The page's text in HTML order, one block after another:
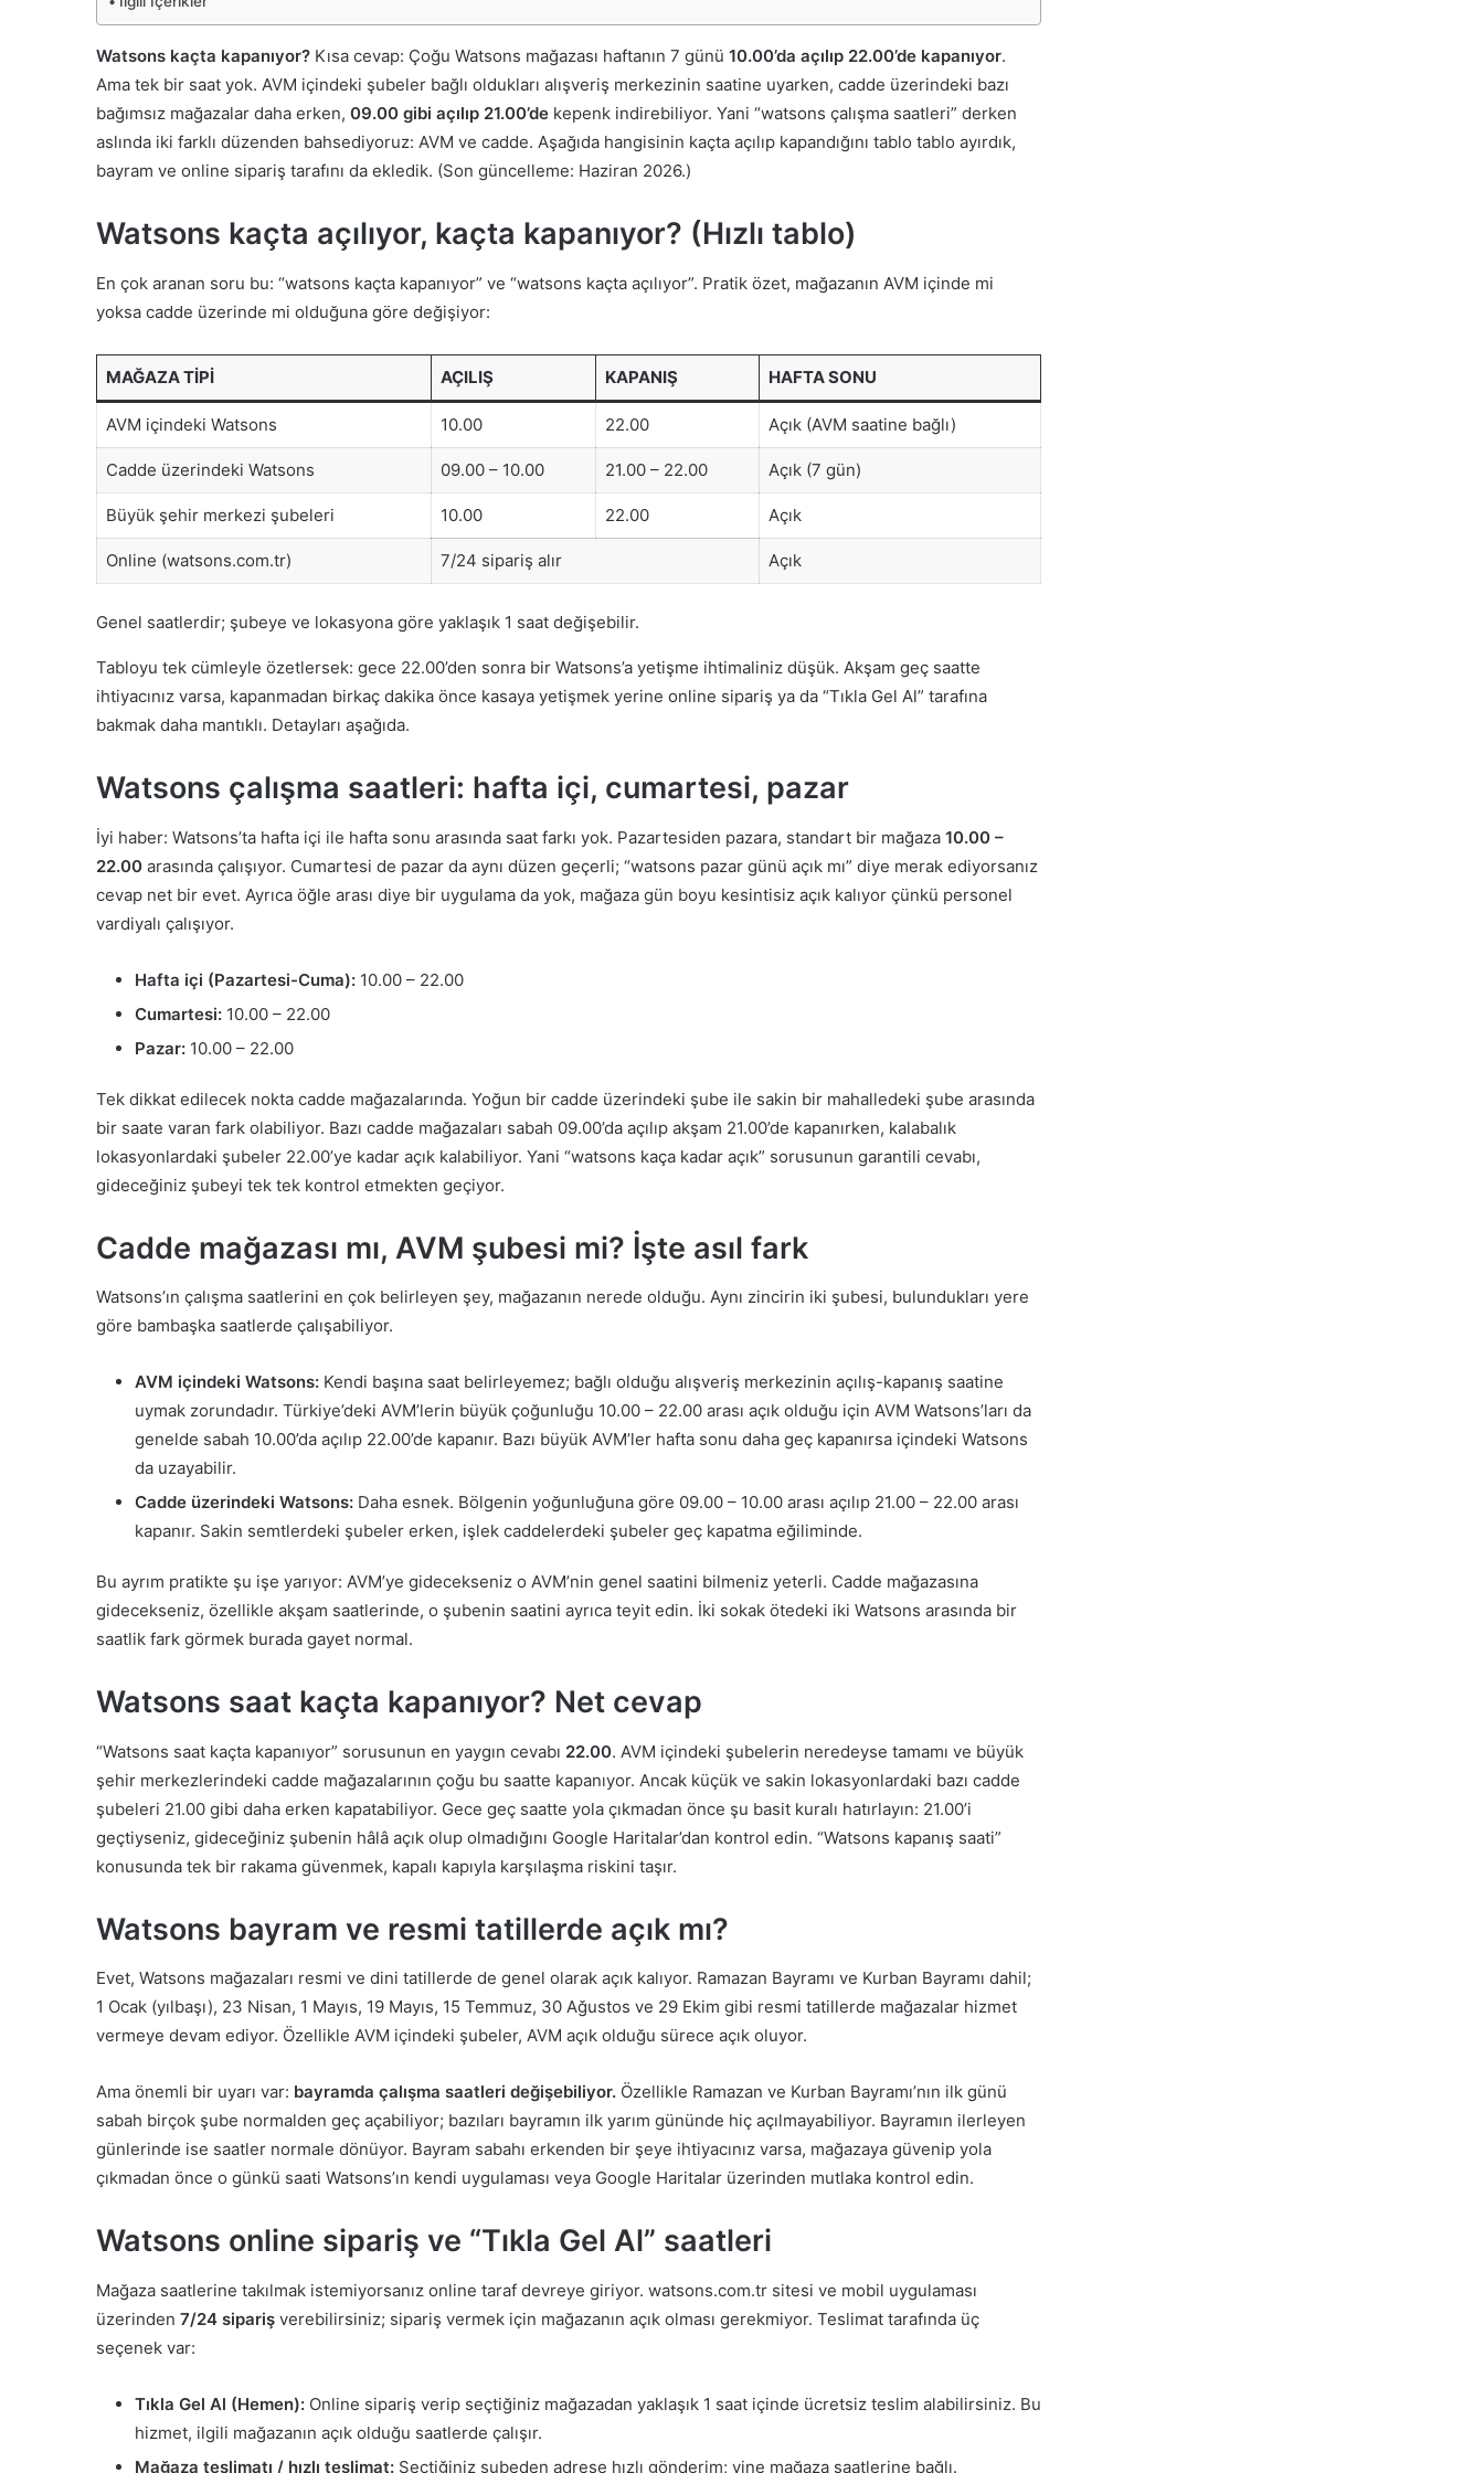
Watsons kaçta kapanıyor? Kısa cevap: Çoğu Watsons mağazası haftanın 7 günü 10.00’da açılıp 22.00’de kapanıyor.
Ama tek bir saat yok. AVM içindeki şubeler bağlı oldukları alışveriş merkezinin saatine uyarken, cadde üzerindeki bazı
bağımsız mağazalar daha erken, 09.00 gibi açılıp 21.00’de kepenk indirebiliyor. Yani “watsons çalışma saatleri” derken
aslında iki farklı düzenden bahsediyoruz: AVM ve cadde. Aşağıda hangisinin kaçta açılıp kapandığını tablo tablo ayırdık,
bayram ve online sipariş tarafını da ekledik. (Son güncelleme: Haziran 2026.)
Watsons kaçta açılıyor, kaçta kapanıyor? (Hızlı tablo)
En çok aranan soru bu: “watsons kaçta kapanıyor” ve “watsons kaçta açılıyor”. Pratik özet, mağazanın AVM içinde mi
yoksa cadde üzerinde mi olduğuna göre değişiyor:
MAĞAZA TIPI AÇILIŞ KAPANIŞ HAFTA SONU
AVM içindeki Watsons 10.00 22.00 Açık (AVM saatine bağlı)
Cadde üzerindeki Watsons 09.00 – 10.00 21.00 – 22.00 Açık (7 gün)
Büyük şehir merkezi şubeleri 10.00 22.00 Açık
Online (watsons.com.tr) 7/24 sipariş alır Açık
Genel saatlerdir; şubeye ve lokasyona göre yaklaşık 1 saat değişebilir.
Tabloyu tek cümleyle özetlersek: gece 22.00’den sonra bir Watsons’a yetişme ihtimaliniz düşük. Akşam geç saatte
ihtiyacınız varsa, kapanmadan birkaç dakika önce kasaya yetişmek yerine online sipariş ya da “Tıkla Gel Al” tarafına
bakmak daha mantıklı. Detayları aşağıda.
Watsons çalışma saatleri: hafta içi, cumartesi, pazar
İyi haber: Watsons’ta hafta içi ile hafta sonu arasında saat farkı yok. Pazartesiden pazara, standart bir mağaza 10.00 –
22.00 arasında çalışıyor. Cumartesi de pazar da aynı düzen geçerli; “watsons pazar günü açık mı” diye merak ediyorsanız
cevap net bir evet. Ayrıca öğle arası diye bir uygulama da yok, mağaza gün boyu kesintisiz açık kalıyor çünkü personel
vardiyalı çalışıyor.
Hafta içi (Pazartesi-Cuma): 10.00 – 22.00
Cumartesi: 10.00 – 22.00
Pazar: 10.00 – 22.00
Tek dikkat edilecek nokta cadde mağazalarında. Yoğun bir cadde üzerindeki şube ile sakin bir mahalledeki şube arasında
bir saate varan fark olabiliyor. Bazı cadde mağazaları sabah 09.00’da açılıp akşam 21.00’de kapanırken, kalabalık
lokasyonlardaki şubeler 22.00’ye kadar açık kalabiliyor. Yani “watsons kaça kadar açık” sorusunun garantili cevabı,
gideceğiniz şubeyi tek tek kontrol etmekten geçiyor.
Cadde mağazası mı, AVM şubesi mi? İşte asıl fark
Watsons’ın çalışma saatlerini en çok belirleyen şey, mağazanın nerede olduğu. Aynı zincirin iki şubesi, bulundukları yere
göre bambaşka saatlerde çalışabiliyor.
AVM içindeki Watsons: Kendi başına saat belirleyemez; bağlı olduğu alışveriş merkezinin açılış-kapanış saatine
uymak zorundadır. Türkiye’deki AVM’lerin büyük çoğunluğu 10.00 – 22.00 arası açık olduğu için AVM Watsons’ları da
genelde sabah 10.00’da açılıp 22.00’de kapanır. Bazı büyük AVM’ler hafta sonu daha geç kapanırsa içindeki Watsons
da uzayabilir.
Cadde üzerindeki Watsons: Daha esnek. Bölgenin yoğunluğuna göre 09.00 – 10.00 arası açılıp 21.00 – 22.00 arası
kapanır. Sakin semtlerdeki şubeler erken, işlek caddelerdeki şubeler geç kapatma eğiliminde.
Bu ayrım pratikte şu işe yarıyor: AVM’ye gidecekseniz o AVM’nin genel saatini bilmeniz yeterli. Cadde mağazasına
gidecekseniz, özellikle akşam saatlerinde, o şubenin saatini ayrıca teyit edin. İki sokak ötedeki iki Watsons arasında bir
saatlik fark görmek burada gayet normal.
Watsons saat kaçta kapanıyor? Net cevap
“Watsons saat kaçta kapanıyor” sorusunun en yaygın cevabı 22.00. AVM içindeki şubelerin neredeyse tamamı ve büyük
şehir merkezlerindeki cadde mağazalarının çoğu bu saatte kapanıyor. Ancak küçük ve sakin lokasyonlardaki bazı cadde
şubeleri 21.00 gibi daha erken kapatabiliyor. Gece geç saatte yola çıkmadan önce şu basit kuralı hatırlayın: 21.00’i
geçtiyseniz, gideceğiniz şubenin hâlâ açık olup olmadığını Google Haritalar’dan kontrol edin. “Watsons kapanış saati”
konusunda tek bir rakama güvenmek, kapalı kapıyla karşılaşma riskini taşır.
Watsons bayram ve resmi tatillerde açık mı?
Evet, Watsons mağazaları resmi ve dini tatillerde de genel olarak açık kalıyor. Ramazan Bayramı ve Kurban Bayramı dahil;
1 Ocak (yılbaşı), 23 Nisan, 1 Mayıs, 19 Mayıs, 15 Temmuz, 30 Ağustos ve 29 Ekim gibi resmi tatillerde mağazalar hizmet
vermeye devam ediyor. Özellikle AVM içindeki şubeler, AVM açık olduğu sürece açık oluyor.
Ama önemli bir uyarı var: bayramda çalışma saatleri değişebiliyor. Özellikle Ramazan ve Kurban Bayramı’nın ilk günü
sabah birçok şube normalden geç açabiliyor; bazıları bayramın ilk yarım gününde hiç açılmayabiliyor. Bayramın ilerleyen
günlerinde ise saatler normale dönüyor. Bayram sabahı erkenden bir şeye ihtiyacınız varsa, mağazaya güvenip yola
çıkmadan önce o günkü saati Watsons’ın kendi uygulaması veya Google Haritalar üzerinden mutlaka kontrol edin.
Watsons online sipariş ve “Tıkla Gel Al” saatleri
Mağaza saatlerine takılmak istemiyorsanız online taraf devreye giriyor. watsons.com.tr sitesi ve mobil uygulaması
üzerinden 7/24 sipariş verebilirsiniz; sipariş vermek için mağazanın açık olması gerekmiyor. Teslimat tarafında üç
seçenek var:
Tıkla Gel Al (Hemen): Online sipariş verip seçtiğiniz mağazadan yaklaşık 1 saat içinde ücretsiz teslim alabilirsiniz. Bu
hizmet, ilgili mağazanın açık olduğu saatlerde çalışır.
Mağaza teslimatı / hızlı teslimat: Seçtiğiniz şubeden adrese hızlı gönderim; yine mağaza saatlerine bağlı.